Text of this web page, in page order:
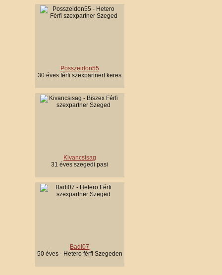
Posszeidon55
30 éves férfi szexpartnert keres
Kivancsisag
31 éves szegedi pasi
Badi07
50 éves - Hetero férfi Szegeden